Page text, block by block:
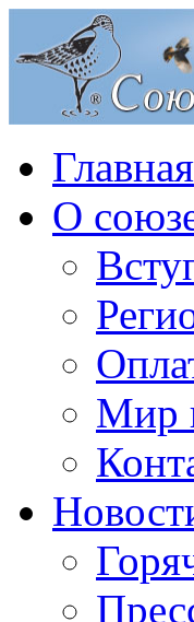
Главная
О
Мир